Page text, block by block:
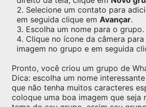
Selecione um contato para
em seguida clique em Avançar.
Escolha um nome para o grupo.
Clique no ícone da câmera
imagem no grupo e em seguida
Pronto, você criou um grupo de
Dica: escolha um nome
que não tenha muitos caracteres
coloque uma boa imagem que seja